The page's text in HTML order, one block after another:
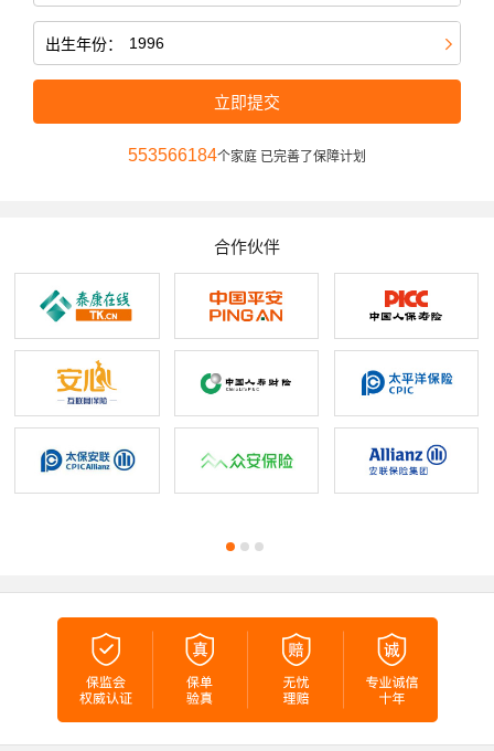
出生年份：
立即提交
553566184个家庭 已完善了保障计划
合作伙伴